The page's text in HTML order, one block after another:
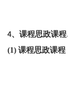
4、课程思政课
(1) 课程思政课程